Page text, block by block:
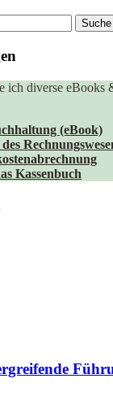
ich diverse eBooks
(eBook)
Kassenbuch